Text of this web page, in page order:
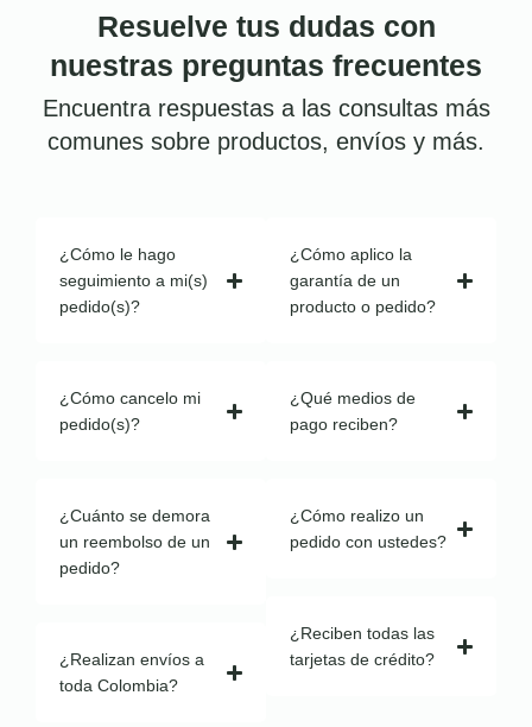
Resuelve tus dudas con
nuestras preguntas frecuentes
Encuentra respuestas a las consultas más
comunes sobre productos, envíos y más.
¿Cómo le hago
seguimiento a mi(s)
pedido(s)?
¿Cómo cancelo mi
pedido(s)?
¿Cuánto se demora
un reembolso de un
pedido?
¿Realizan envíos a
toda Colombia?
¿Cómo aplico la
garantía de un
producto o pedido?
¿Qué medios de
pago reciben?
¿Cómo realizo un
pedido con ustedes?
¿Reciben todas las
tarjetas de crédito?